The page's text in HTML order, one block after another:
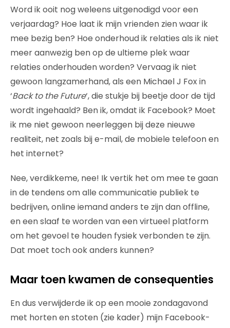
Word ik ooit nog weleens uitgenodigd voor een
verjaardag? Hoe laat ik mijn vrienden zien waar ik
mee bezig ben? Hoe onderhoud ik relaties als ik niet
meer aanwezig ben op de ultieme plek waar
relaties onderhouden worden? Vervaag ik niet
gewoon langzamerhand, als een Michael J Fox in
‘Back to the Future‘, die stukje bij beetje door de tijd
wordt ingehaald? Ben ik, omdat ik Facebook? Moet
ik me niet gewoon neerleggen bij deze nieuwe
realiteit, net zoals bij e-mail, de mobiele telefoon en
het internet?
Nee, verdikkeme, nee! Ik vertik het om mee te gaan
in de tendens om alle communicatie publiek te
bedrijven, online iemand anders te zijn dan offline,
en een slaaf te worden van een virtueel platform
om het gevoel te houden fysiek verbonden te zijn.
Dat moet toch ook anders kunnen?
Maar toen kwamen de consequenties
En dus verwijderde ik op een mooie zondagavond
met horten en stoten (zie kader) mijn Facebook-